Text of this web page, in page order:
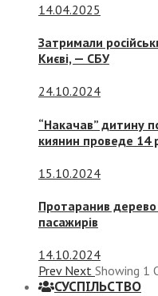
14.04.2025
Затримали
Києві, — СБУ
24.10.2024
“Накачав” дитину
киянин проведе 14
15.10.2024
Протаранив дерево
пасажирів
14.10.2024
Prev Next Showing 1
СУСПIЛЬСТВО